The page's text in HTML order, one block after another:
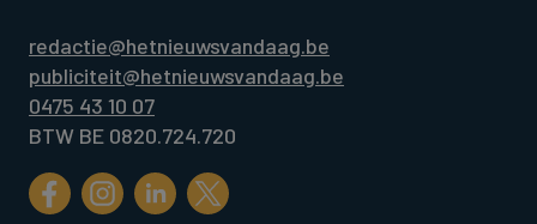
redactie@hetnieuwsvandaag.be
publiciteit@hetnieuwsvandaag.be
0475 43 10 07
BTW BE 0820.724.720